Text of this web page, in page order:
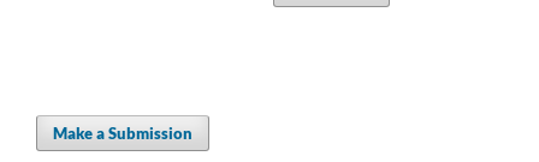
Make a Submission